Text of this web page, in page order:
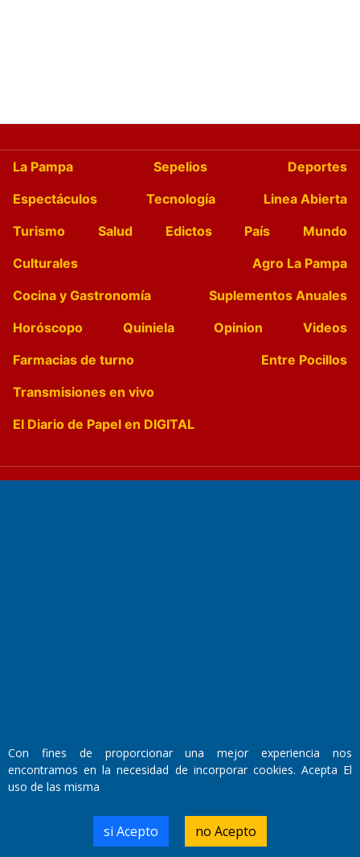
La Pampa Sepelios
Deportes
Espectáculos
Tecnología
Linea Abierta
Turismo
Salud Edictos País
Mundo
Culturales
Agro La Pampa
Cocina y Gastronomía
Suplementos Anuales
Horóscopo
Quiniela Opinion
Videos
Farmacias de turno
Entre Pocillos
Transmisiones en vivo
El Diario de Papel en DIGITAL
Santa Rosa, La Pampa.
Número de Registro DNDA:
RL-2019-55551274-APN-DNDA#MJ
Con fines de proporcionar una mejor experiencia nos
encontramos en la necesidad de incorporar cookies. Acepta El
uso de las misma
si Acepto no Acepto